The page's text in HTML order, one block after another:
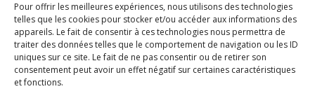
Pour offrir les meilleures expériences, nous utilisons des technologies
telles que les cookies pour stocker et/ou accéder aux informations des
appareils. Le fait de consentir à ces technologies nous permettra de
traiter des données telles que le comportement de navigation ou les ID
uniques sur ce site. Le fait de ne pas consentir ou de retirer son
consentement peut avoir un effet négatif sur certaines caractéristiques
et fonctions.
FAIRE UN DON